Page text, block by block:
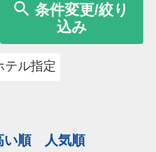
条件変更/絞り
込み
テル指定
い順 人気順